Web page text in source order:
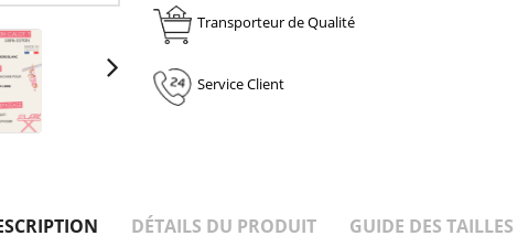
Transporteur de Qualité
Service Client
DÉTAILS DU PRODUIT GUIDE DES TAILLES